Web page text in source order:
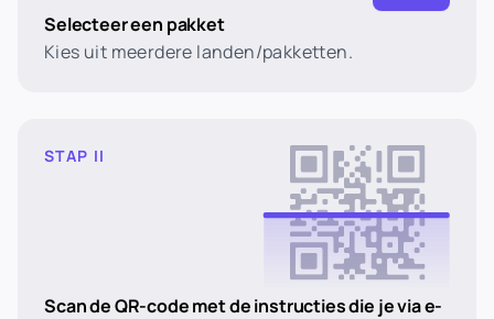
Selecteer een pakket
Kies uit meerdere landen/pakketten.
STAP II
Scan de QR-code met de instructies die je via e-